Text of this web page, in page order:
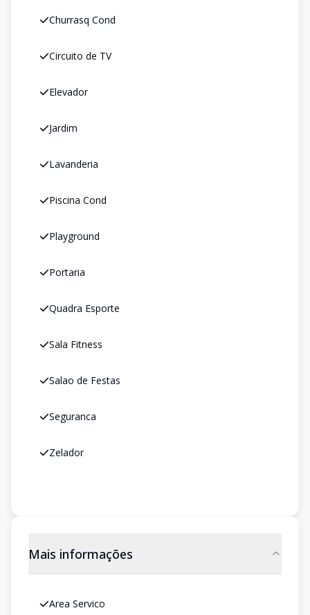
Churrasq Cond
Circuito de TV
Elevador
Jardim
Lavanderia
Piscina Cond
Playground
Portaria
Quadra Esporte
Sala Fitness
Salao de Festas
Seguranca
Zelador
Mais informações
Area Servico